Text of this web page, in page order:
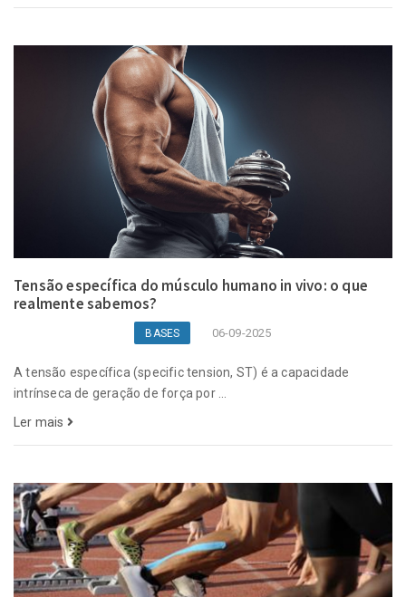
Tensão específica do músculo humano in vivo: o que
realmente sabemos?
BASES 06-09-2025
A tensão específica (specific tension, ST) é a capacidade
intrínseca de geração de força por ...
Ler mais